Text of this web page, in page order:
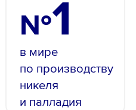
№1
в мире
по производству
никеля
и палладия